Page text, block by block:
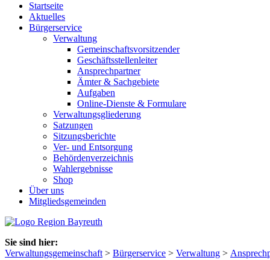
Startseite
Aktuelles
Bürgerservice
Verwaltung
Gemeinschaftsvorsitzender
Geschäftsstellenleiter
Ansprechpartner
Ämter & Sachgebiete
Aufgaben
Online-Dienste & Formulare
Verwaltungsgliederung
Satzungen
Sitzungsberichte
Ver- und Entsorgung
Behördenverzeichnis
Wahlergebnisse
Shop
Über uns
Mitgliedsgemeinden
Sie sind hier:
Verwaltungsgemeinschaft > Bürgerservice > Verwaltung >